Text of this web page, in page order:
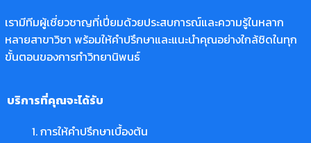
เรามีทีมผู้เชี่ยวชาญที่เปี่ยมด้วยประสบการณ์และความรู้ในหลาก
หลายสาขาวิชา พร้อมให้คำปรึกษาและแนะนำคุณอย่างใกล้ชิดในทุก
ขั้นตอนของการทำวิทยานิพนธ์
บริการที่คุณจะได้รับ
การให้คำปรึกษาเบื้องต้น